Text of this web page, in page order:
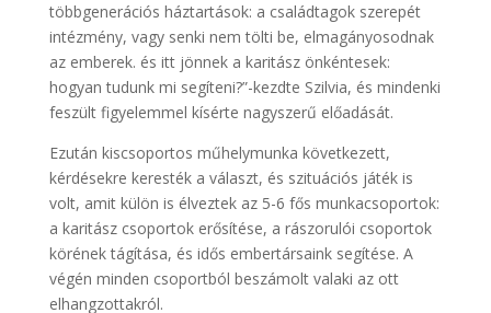
többgenerációs háztartások: a családtagok szerepét
intézmény, vagy senki nem tölti be, elmagányosodnak
az emberek. és itt jönnek a karitász önkéntesek:
hogyan tudunk mi segíteni?”-kezdte Szilvia, és mindenki
feszült figyelemmel kísérte nagyszerű előadását.
Ezután kiscsoportos műhelymunka következett,
kérdésekre keresték a választ, és szituációs játék is
volt, amit külön is élveztek az 5-6 fős munkacsoportok:
a karitász csoportok erősítése, a rászorulói csoportok
körének tágítása, és idős embertársaink segítése. A
végén minden csoportból beszámolt valaki az ott
elhangzottakról.